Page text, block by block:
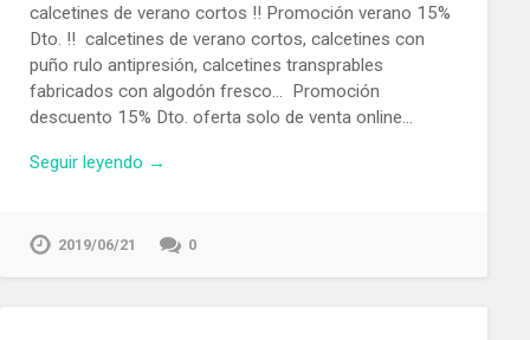
calcetines de verano cortos !! Promoción verano 15%
Dto. !! calcetines de verano cortos, calcetines con
puño rulo antipresión, calcetines transprables
fabricados con algodón fresco… Promoción
descuento 15% Dto. oferta solo de venta online…
Seguir leyendo →
2019/06/21 0